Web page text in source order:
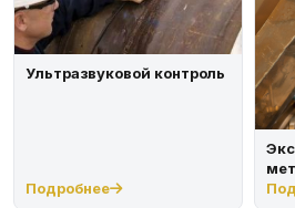
Ультразвуковой контроль
Подробнее